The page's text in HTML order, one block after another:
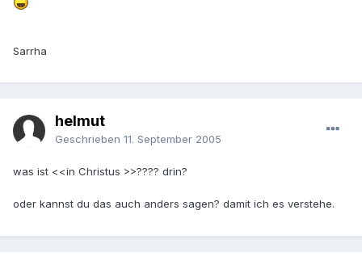
Sarrha
helmut
Geschrieben 11. September 2005
was ist <<in Christus >>???? drin?
oder kannst du das auch anders sagen? damit ich es verstehe.